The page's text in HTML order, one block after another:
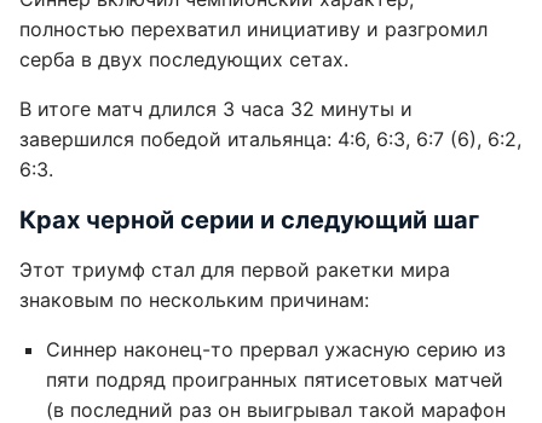
полностью перехватил инициативу и разгромил
серба в двух последующих сетах.
В итоге матч длился 3 часа 32 минуты и
завершился победой итальянца: 4:6, 6:3, 6:7 (6), 6:2,
6:3.
Крах черной серии и следующий шаг
Этот триумф стал для первой ракетки мира
знаковым по нескольким причинам:
Синнер наконец-то прервал ужасную серию из
пяти подряд проигранных пятисетовых матчей
(в последний раз он выигрывал такой марафон